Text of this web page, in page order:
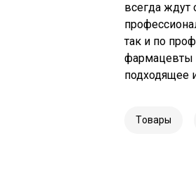
всегда ждут
так и по
фармацевты
подходящее
Tовары